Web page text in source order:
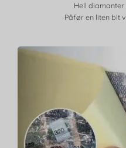
Hell
Påfør en liten bit